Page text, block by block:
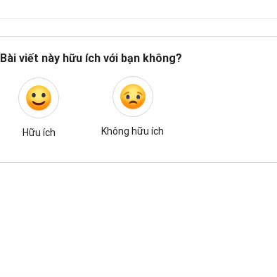
Bài viết này hữu ích với bạn không?
Hữu ích Không hữu ích